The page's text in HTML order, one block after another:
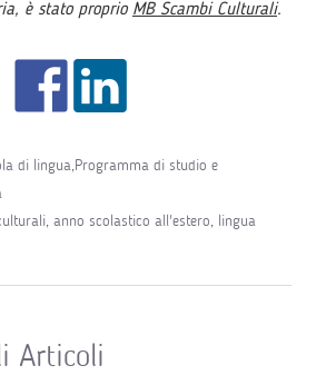
è stato proprio MB Scambi Culturali.
di lingua,Programma di studio e
, anno scolastico all'estero, lingua
Articoli